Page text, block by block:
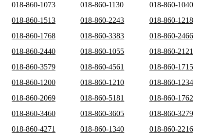
018-860-1073
018-860-1130
018-860-1040
018-860-1513
018-860-2243
018-860-1218
018-860-1768
018-860-3383
018-860-2466
018-860-2440
018-860-1055
018-860-2121
018-860-3579
018-860-4561
018-860-1715
018-860-1200
018-860-1210
018-860-1234
018-860-2069
018-860-5181
018-860-1762
018-860-3460
018-860-3605
018-860-3279
018-860-4271
018-860-1340
018-860-2216